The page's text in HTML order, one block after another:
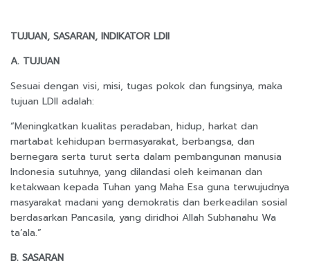
TUJUAN, SASARAN, INDIKATOR LDII
A. TUJUAN
Sesuai dengan visi, misi, tugas pokok dan fungsinya, maka
tujuan LDII adalah:
“Meningkatkan kualitas peradaban, hidup, harkat dan
martabat kehidupan bermasyarakat, berbangsa, dan
bernegara serta turut serta dalam pembangunan manusia
Indonesia sutuhnya, yang dilandasi oleh keimanan dan
ketakwaan kepada Tuhan yang Maha Esa guna terwujudnya
masyarakat madani yang demokratis dan berkeadilan sosial
berdasarkan Pancasila, yang diridhoi Allah Subhanahu Wa
ta’ala.”
B. SASARAN